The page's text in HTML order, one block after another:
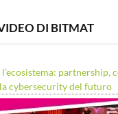
DI BITMAT
partnership,
cybersecurity del futuro